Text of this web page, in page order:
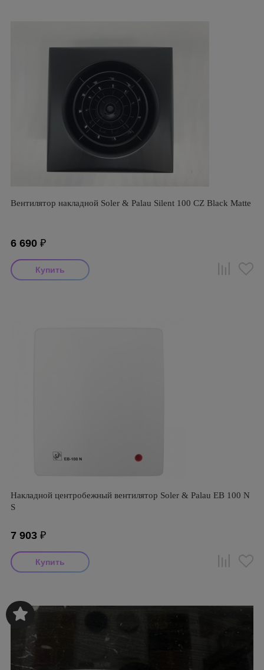
Вентилятор накладной Soler & Palau Silent 100 CZ Black Matte
6 690 ₽
Накладной центробежный вентилятор Soler & Palau EB 100 N
S
7 903 ₽